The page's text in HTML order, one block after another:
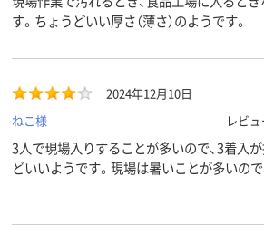
す。ちょうどいい厚さ（薄さ）のようです。
2024年12月10日
ねこ様
レビ
3人で現場入りすることが多いので、3着入
どいいようです。現場は暑いことが多いの